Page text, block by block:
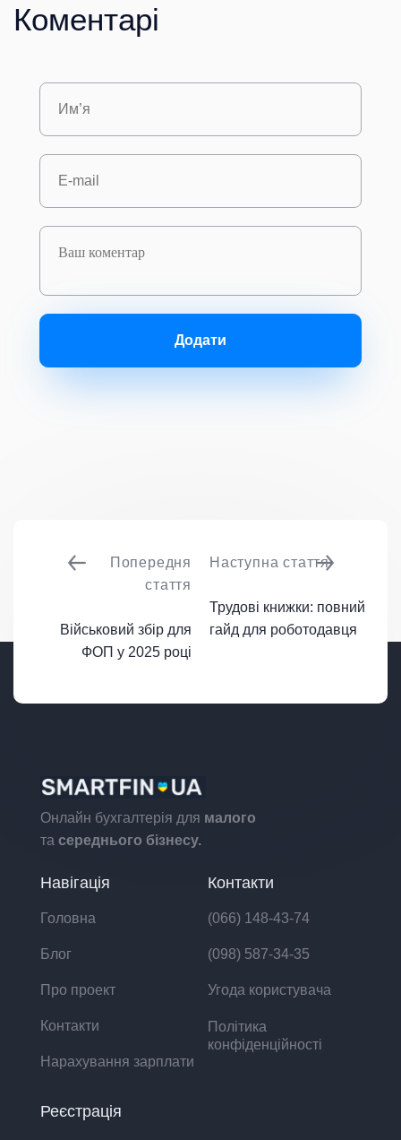
Коментарі
Додати
Попередня
стаття
Військовий збір для
ФОП у 2025 році
Наступна стаття
Трудові книжки: повний
гайд для роботодавця
Онлайн бухгалтерія для малого
та середнього бізнесу.
Навігація
Головна
Блог
Про проект
Контакти
Нарахування зарплати
Контакти
(066) 148-43-74
(098) 587-34-35
Угода користувача
Політика
конфіденційності
Реєстрація